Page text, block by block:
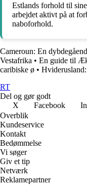
Estlands forhold til
arbejdet aktivt på at
naboforhold.
Cameroun: En
Vestafrika • En guide til
caribiske ø •
RT
Del og gør godt
X
Facebook
Overblik
Kundeservice
Kontakt
Bedømmelse
Vi søger
Giv et tip
Netværk
Reklamepartner